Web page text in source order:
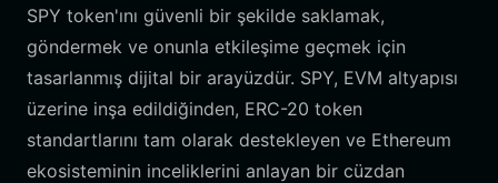
SPY token'ını güvenli bir şekilde saklamak,
göndermek ve onunla etkileşime geçmek için
tasarlanmış dijital bir arayüzdür. SPY, EVM altyapısı
üzerine inşa edildiğinden, ERC-20 token
standartlarını tam olarak destekleyen ve Ethereum
ekosisteminin inceliklerini anlayan bir cüzdan